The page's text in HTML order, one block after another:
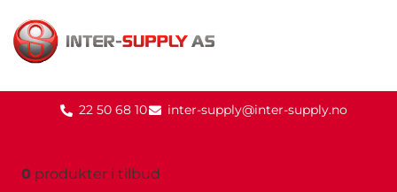
22 50 68 10 inter-supply@inter-supply.no
0 produkter i tilbud